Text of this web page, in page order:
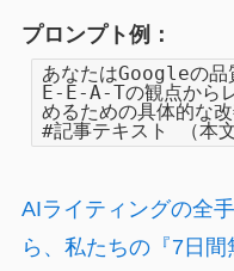
プロンプト例：
あなたはGoogleの品
E-E-A-Tの観点から
めるための具体的な
#記事テキスト （本文
AIライティングの全
ら、私たちの『7日